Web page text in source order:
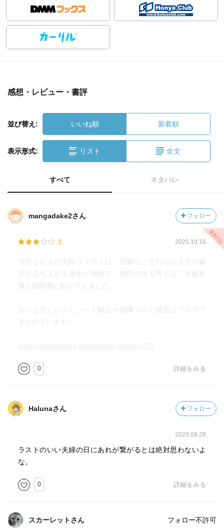
感想・レビュー・書評
並び替え: いいね順 新着順
表示形式: リスト 全文
すべて ネタバレ
mangadake2さん フォロー
3 2025.10.16
清野とおるの実録コメディは、些細なこだわりに人生の輪
郭が立ち上がる過程が痛快で、初期の帰る男をはじめ観察
眼と距離感の妙が冴えました。
もっと詳しいエピソード解説や画像つきの感想はブログで
まとめています：
0 詳細をみる
Halunaさん フォロー
2020.09.28
ラストのいい夫婦の日にあれが繋がるとは絶対思わないよ
な。
0 詳細をみる
スカーレットさん フォロー不許可